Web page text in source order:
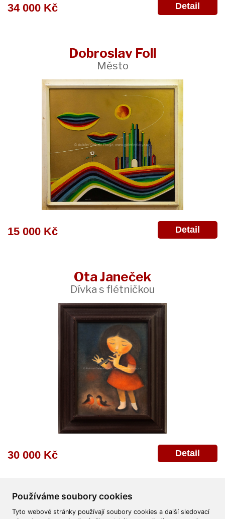
Používáme soubory cookies
Tyto webové stránky používají soubory cookies a další sledovací
34 000 Kč Detail
Dobroslav Foll
Město
15 000 Kč Detail
Ota Janeček
Dívka s flétničkou
30 000 Kč Detail